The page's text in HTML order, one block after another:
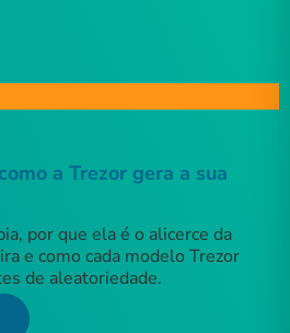
a Trezor gera a sua
por que ela é o alicerce da
e como cada modelo Trezor
de aleatoriedade.